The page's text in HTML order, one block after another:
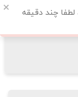
چند دقیقه